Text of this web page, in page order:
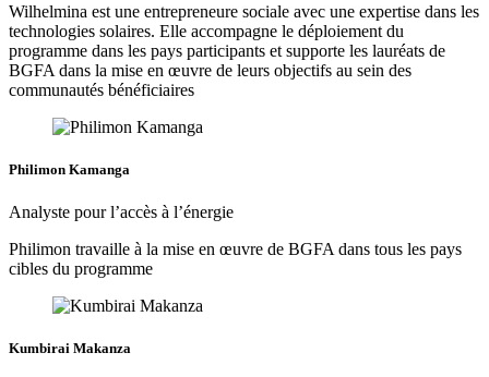
Wilhelmina est une entrepreneure sociale avec une expertise dans les
technologies solaires. Elle accompagne le déploiement du
programme dans les pays participants et supporte les lauréats de
BGFA dans la mise en œuvre de leurs objectifs au sein des
communautés bénéficiaires
Philimon Kamanga
Analyste pour l’accès à l’énergie
Philimon travaille à la mise en œuvre de BGFA dans tous les pays
cibles du programme
Kumbirai Makanza